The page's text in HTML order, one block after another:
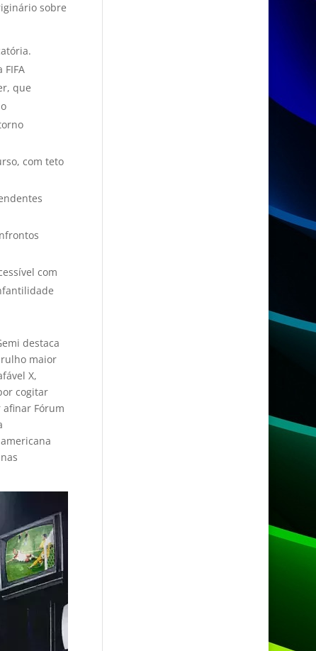
sobre
que
com teto
com
destaca
maior
X,
cogitar
Fórum